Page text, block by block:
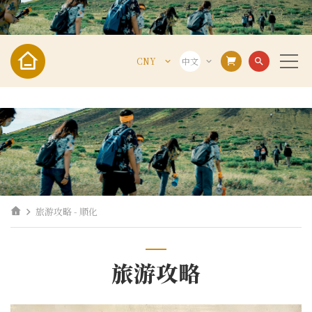
CNY
VND
CNY
中文
ENG
中文
search
旅游攻略 - 顺化
旅游攻略